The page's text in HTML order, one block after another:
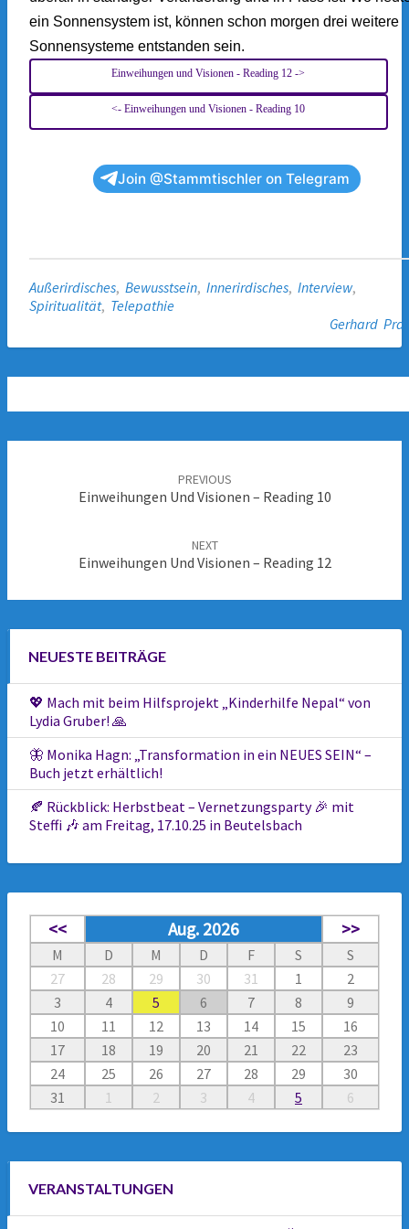
ein Sonnensystem ist, können schon morgen drei weitere
Sonnensysteme entstanden sein.
Einweihungen und Visionen - Reading 12 ->
<- Einweihungen und Visionen - Reading 10
Join @Stammtischler on Telegram
Außerirdisches, Bewusstsein, Innerirdisches, Interview,
Spiritualität, Telepathie
Gerhard
PREVIOUS
Einweihungen Und Visionen – Reading 10
NEXT
Einweihungen Und Visionen – Reading 12
NEUESTE BEITRÄGE
💖 Mach mit beim Hilfsprojekt „Kinderhilfe Nepal“ von
Lydia Gruber! 🙏
🦋 Monika Hagn: „Transformation in ein NEUES SEIN“ –
Buch jetzt erhältlich!
🍂 Rückblick: Herbstbeat – Vernetzungsparty 🎉 mit
Steffi 🎶 am Freitag, 17.10.25 in Beutelsbach
<< Aug. 2026 >>
M D M D F S
S
27
28 29 30 31 1
2
3
4 5 6 7 8
9
10
11 12 13 14 15
16
17
18 19 20 21 22
23
24
25 26 27 28 29
30
31
1 2 3 4 5 6
VERANSTALTUNGEN